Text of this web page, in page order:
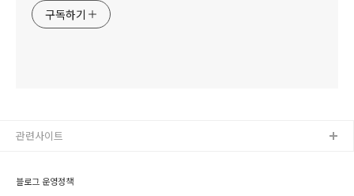
구독하기
블로그 운영정책
관련사이트